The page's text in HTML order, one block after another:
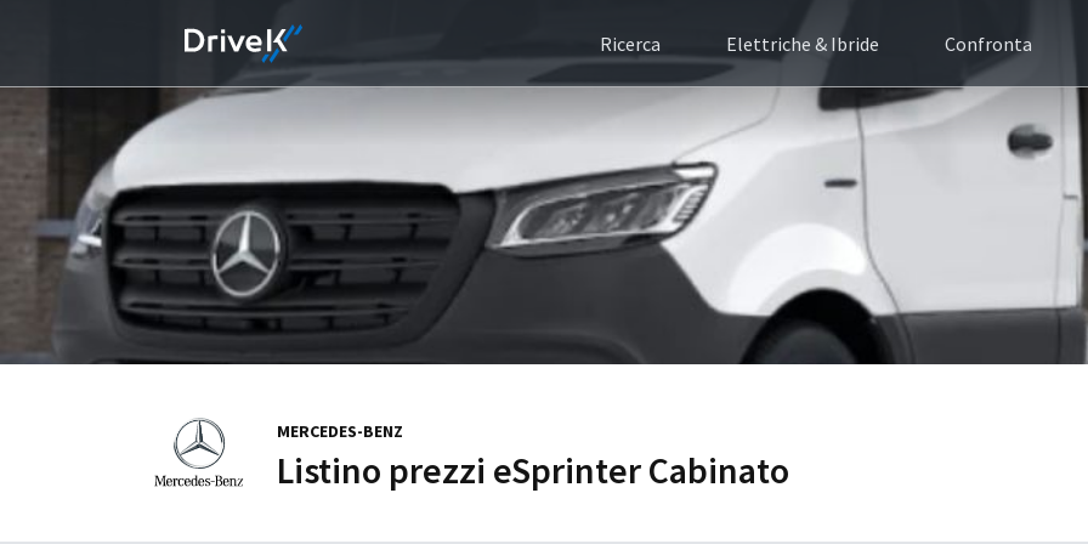
Ricerca Elettriche & Ibride Confronta
MERCEDES-BENZ
Listino prezzi eSprinter Cabinato